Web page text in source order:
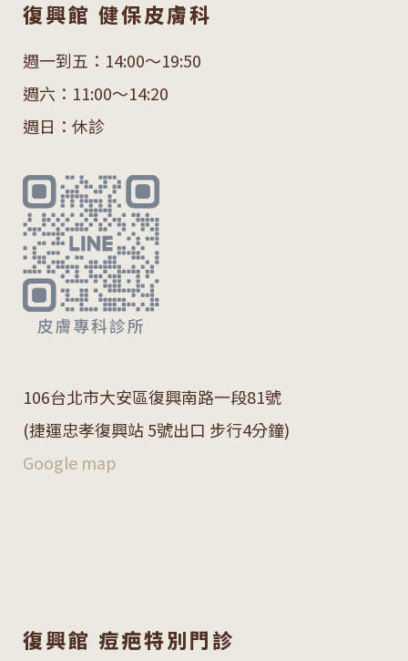
復興館 健保皮膚科
週一到五：14:00～19:50
週六：11:00～14:20
週日：休診
106台北市大安區復興南路一段81號
(捷運忠孝復興站 5號出口 步行4分鐘)
Google map
復興館 痘疤特別門診